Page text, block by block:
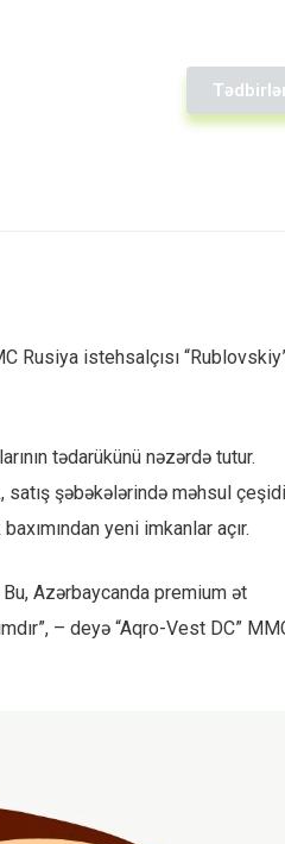
Rusiya istehsalçısı
tədarükünü nəzərdə tutur.
şəbəkələrində məhsul
yeni imkanlar açır.
Azərbaycanda premium ət
– deyə “Aqro-Vest DC”